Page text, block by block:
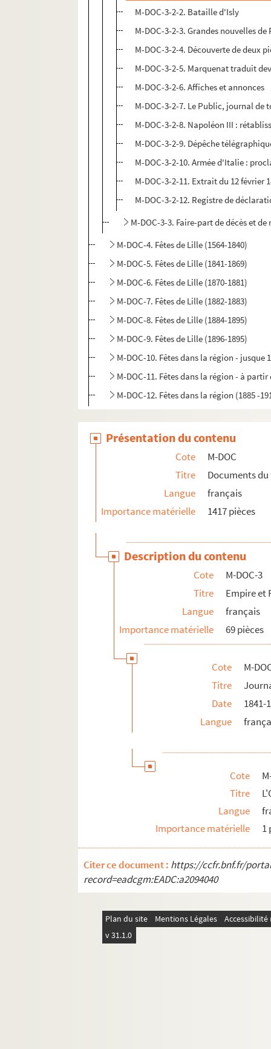
M-DOC-3-2-2. Bataille d'Isly
M-DOC-3-2-3. Grandes nouvelles de
M-DOC-3-2-4. Découverte de deux
M-DOC-3-2-5. Marquenat traduit
M-DOC-3-2-6. Affiches et annonces
M-DOC-3-2-7. Le Public, journal de
M-DOC-3-2-8. Napoléon III :
M-DOC-3-2-9. Dépêche
M-DOC-3-2-10. Armée d'Italie :
M-DOC-3-2-11. Extrait du 12 février
M-DOC-3-2-12. Registre de
M-DOC-3-3. Faire-part de décès et de
M-DOC-4. Fêtes de Lille (1564-1840)
M-DOC-5. Fêtes de Lille (1841-1869)
M-DOC-6. Fêtes de Lille (1870-1881)
M-DOC-7. Fêtes de Lille (1882-1883)
M-DOC-8. Fêtes de Lille (1884-1895)
M-DOC-9. Fêtes de Lille (1896-1895)
M-DOC-10. Fêtes dans la région - jusque
M-DOC-11. Fêtes dans la région - à partir
M-DOC-12. Fêtes dans la région (1885 -
Présentation du contenu
Cote
M-DOC
Titre
Documents
Langue
français
Importance matérielle
1417 pièces
Description du contenu
Cote
M-DOC-3
Titre
Empire et
Langue
français
Importance matérielle
69 pièces
Cote
M-
Titre
Date
1841-
Langue
Cote
Titre
Langue
Importance matérielle
1
Citer ce document : https://ccfr.bnf.fr/
record=eadcgm:EADC:a2094040
Plan du site Mentions Légales
v 31.1.0